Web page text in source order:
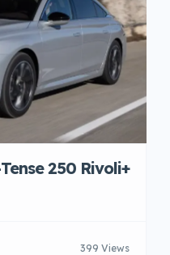
250 Rivoli+
399 Views